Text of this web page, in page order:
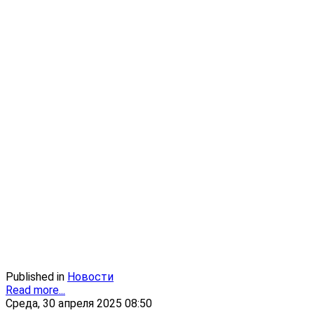
Published in Новости
Read more...
Среда, 30 апреля 2025 08:50